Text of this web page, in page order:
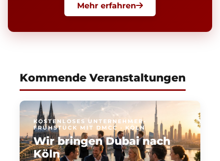
Mehr erfahren
Kommende Veranstaltungen
KOSTENLOSES UNTERNEHMER-
FRÜHSTÜCK MIT DMCC · KÖLN
Wir bringen Dubai nach
Köln